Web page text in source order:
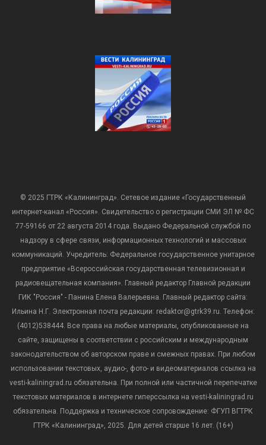
© 2025 ГТРК «Калининград». Сетевое издание «Государственный
интернет-канал «Россия». Свидетельство о регистрации СМИ ЭЛ № ФС
77-59166 от 22 августа 2014 года. Выдано Федеральной службой по
надзору в сфере связи, информационных технологий и массовых
коммуникаций. Учредитель: Федеральное государственное унитарное
предприятие «Всероссийская государственная телевизионная и
радиовещательная компания». Главный редактор Главной редакции
ГИК "Россия" - Панина Елена Валерьевна. Главный редактор сайта:
Ильина Н.Г. Электронная почта редакции: redaktor@gtrk39.ru. Телефон:
(4012)538444. Все права на любые материалы, опубликованные на
сайте, защищены в соответствии с российским и международным
законодательством об авторском праве и смежных правах. При любом
использовании текстовых, аудио-, фото- и видеоматериалов ссылка на
vesti-kaliningrad.ru обязательна. При полной или частичной перепечатке
текстовых материалов в интернете гиперссылка на vesti-kaliningrad.ru
обязательна. Поддержка и техническое сопровождение: ФГУП ВГТРК
ГТРК «Калининград», 2025. Для детей старше 16 лет. (16+)